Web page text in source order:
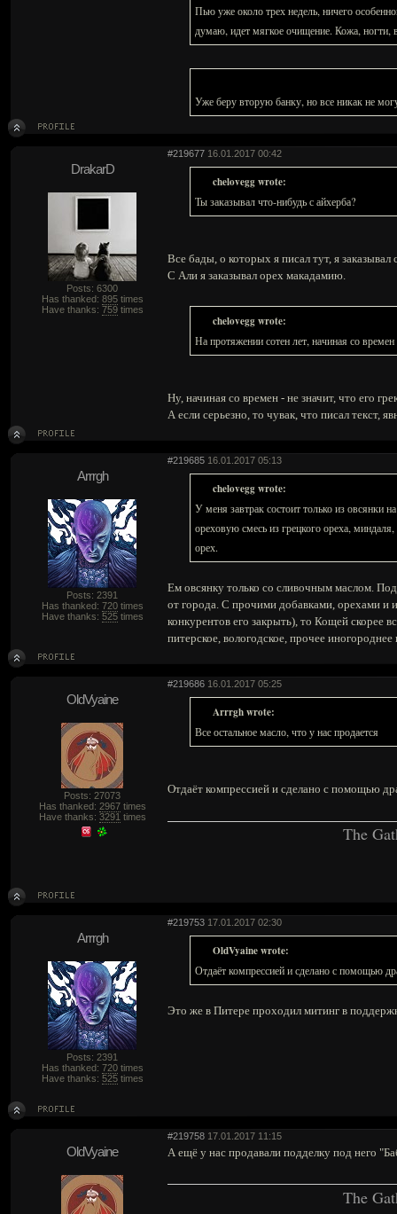
Пью уже около трех недель, ничего
думаю, идет мягкое очищение. Кожа, ногти,
Уже беру вторую банку, но все никак не
#219677 16.01.2017 00:42
DrakarD
Posts: 6300
Has thanked: 895times
Have thanks: 759times
chelovegg wrote:
Ты заказывал что-нибудь с айхерба?
Все бады, о которых я писал тут, я заказывал
С Али я заказывал орех макадамию.
chelovegg wrote:
На протяжении сотен лет, начиная со
Ну, начиная со времен - не значит, что его
А если серьезно, то чувак, что писал текст,
#219685 16.01.2017 05:13
Arrrgh
Posts: 2391
Has thanked: 720times
Have thanks: 525times
chelovegg wrote:
У меня завтрак состоит только из овсянки
ореховую смесь из грецкого ореха,
орех.
Ем овсянку только со сливочным маслом.
от города. С прочими добавками, орехами и
конкурентов его закрыть), то Кощей скорее
питерское, вологодское, прочее
#219686 16.01.2017 05:25
OldVyaine
Posts: 27073
Has thanked: 2967times
Have thanks: 3291 times
Arrrgh wrote:
Все остальное масло, что у нас продается
Отдаёт компрессией и сделано с помощью
The
#219753 17.01.2017 02:30
Arrrgh
Posts: 2391
Has thanked: 720times
Have thanks: 525times
OldVyaine wrote:
Отдаёт компрессией и сделано с помощью
Это же в Питере проходил митинг в
#219758 17.01.2017 11:15
OldVyaine А ещё у нас продавали подделку под него
The